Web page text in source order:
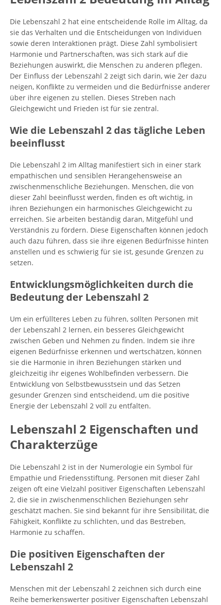
Die Lebenszahl 2 hat eine entscheidende Rolle im Alltag, da
sie das Verhalten und die Entscheidungen von Individuen
sowie deren Interaktionen prägt. Diese Zahl symbolisiert
Harmonie und Partnerschaften, was sich stark auf die
Beziehungen auswirkt, die Menschen zu anderen pflegen.
Der Einfluss der Lebenszahl 2 zeigt sich darin, wie 2er dazu
neigen, Konflikte zu vermeiden und die Bedürfnisse anderer
über ihre eigenen zu stellen. Dieses Streben nach
Gleichgewicht und Frieden ist für sie zentral.
Wie die Lebenszahl 2 das tägliche Leben
beeinflusst
Die Lebenszahl 2 im Alltag manifestiert sich in einer stark
empathischen und sensiblen Herangehensweise an
zwischenmenschliche Beziehungen. Menschen, die von
dieser Zahl beeinflusst werden, finden es oft wichtig, in
ihren Beziehungen ein harmonisches Gleichgewicht zu
erreichen. Sie arbeiten beständig daran, Mitgefühl und
Verständnis zu fördern. Diese Eigenschaften können jedoch
auch dazu führen, dass sie ihre eigenen Bedürfnisse hinten
anstellen und es schwierig für sie ist, gesunde Grenzen zu
setzen.
Entwicklungsmöglichkeiten durch die
Bedeutung der Lebenszahl 2
Um ein erfüllteres Leben zu führen, sollten Personen mit
der Lebenszahl 2 lernen, ein besseres Gleichgewicht
zwischen Geben und Nehmen zu finden. Indem sie ihre
eigenen Bedürfnisse erkennen und wertschätzen, können
sie die Harmonie in ihren Beziehungen stärken und
gleichzeitig ihr eigenes Wohlbefinden verbessern. Die
Entwicklung von Selbstbewusstsein und das Setzen
gesunder Grenzen sind entscheidend, um die positive
Energie der Lebenszahl 2 voll zu entfalten.
Lebenszahl 2 Eigenschaften und
Charakterzüge
Die Lebenszahl 2 ist in der Numerologie ein Symbol für
Empathie und Friedensstiftung. Personen mit dieser Zahl
zeigen oft eine Vielzahl positiver Eigenschaften Lebenszahl
2, die sie in zwischenmenschlichen Beziehungen sehr
geschätzt machen. Sie sind bekannt für ihre Sensibilität, die
Fähigkeit, Konflikte zu schlichten, und das Bestreben,
Harmonie zu schaffen.
Die positiven Eigenschaften der
Lebenszahl 2
Menschen mit der Lebenszahl 2 zeichnen sich durch eine
Reihe bemerkenswerter positiver Eigenschaften Lebenszahl